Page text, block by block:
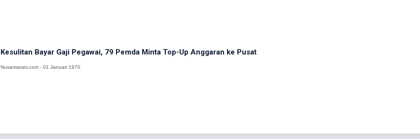
Kesulitan Bayar Gaji Pegawai, 79 Pemda Minta Top-Up Anggaran ke Pusat
Nusantaratv.com - 01 Januari 1970